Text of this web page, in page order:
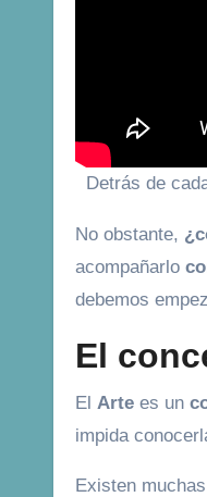
Detrás de
No obstante,
acompañarlo
debemos
El
El Arte es un
impida
Existen